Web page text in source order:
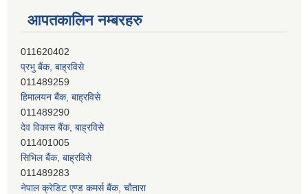
आपतकालिन नम्बरहरु
प्रभु बैंक, बाह्रविसे
011489259
हिमालयन बैंक, बाह्रविसे
011489290
देव विकास बैंक, बाह्रविसे
011401005
सिभिल बैंक, बाह्रविसे
011489283
नेपाल क्रेडिट एण्ड कमर्स बैंक, चाैतारा
011620402